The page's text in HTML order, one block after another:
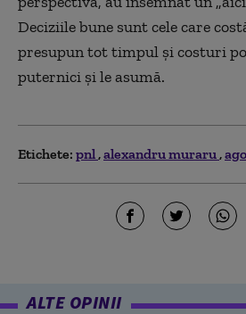
Deciziile bune sunt cele care
presupun tot timpul și costuri
puternici și le asumă.
Etichete: pnl alexandru muraru
ALTE OPINII